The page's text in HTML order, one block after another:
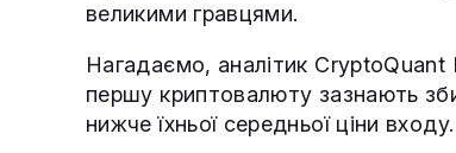
великими гравцями.
Нагадаємо, аналітик
першу криптовалюту зазнають
нижче їхньої середньої ціни входу.